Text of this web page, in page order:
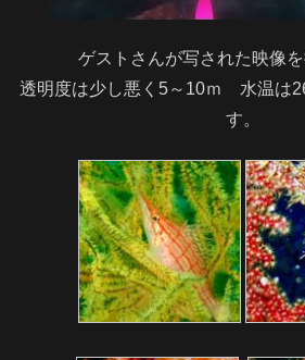
ゲストさんが写された映像を
透明度は少し悪く5～10ｍ 水温は
す。